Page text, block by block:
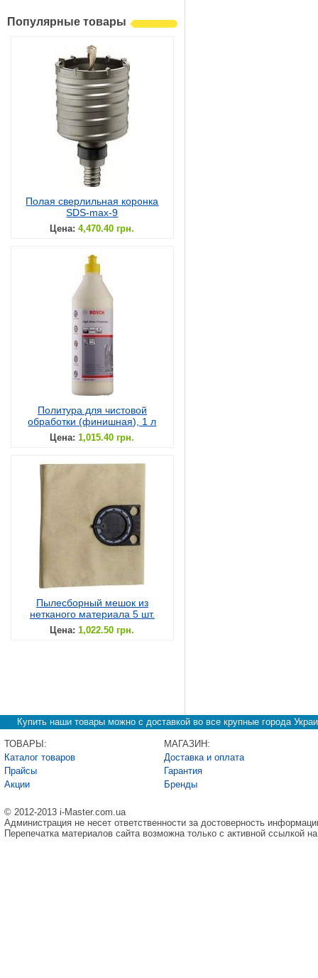
Популярные товары
Полая сверлильная коронка
SDS-max-9
Цена: 4,470.40 грн.
Политура для чистовой
обработки (финишная), 1 л
Цена: 1,015.40 грн.
Пылесборный мешок из
нетканого материала 5 шт.
Цена: 1,022.50 грн.
Купить наши товары можно с доставкой во все крупные города
ТОВАРЫ:
Каталог товаров
Прайсы
Акции
МАГАЗИН:
Доставка и оплата
Гарантия
Бренды
© 2012-2013 i-Master.com.ua
Администрация не несет ответственности за достоверность
Перепечатка материалов сайта возможна только с активной ссылкой